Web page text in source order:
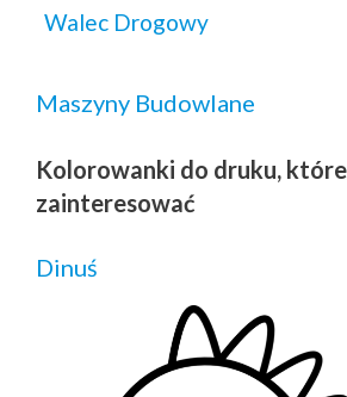
Walec Drogowy
Maszyny Budowlane
Kolorowanki do druku,
zainteresować
Dinuś